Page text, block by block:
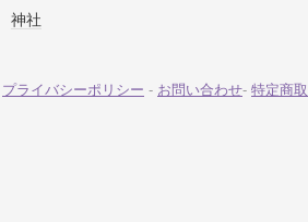
神社
プライバシーポリシー - お問い合わせ- 特定商